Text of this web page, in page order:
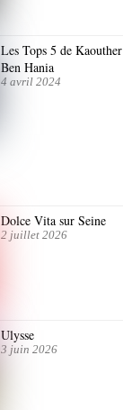
Les Tops 5 de Kaouther
Ben Hania
4 avril 2024
Dolce Vita sur Seine
2 juillet 2026
Ulysse
3 juin 2026